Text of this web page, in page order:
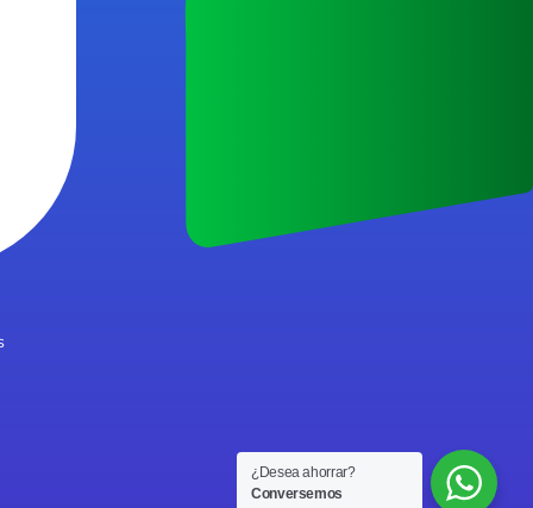
¿Desea ahorrar?
Conversemos